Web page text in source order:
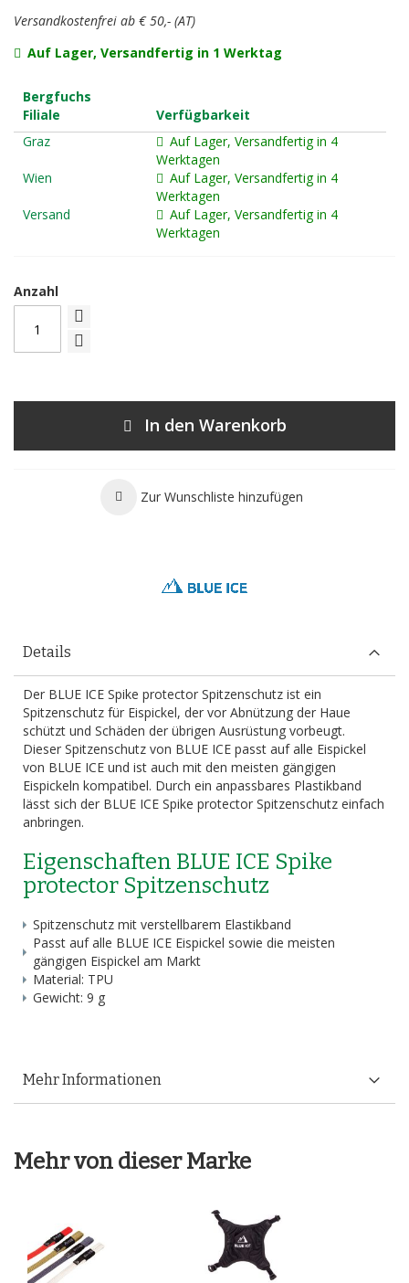
Versandkostenfrei ab € 50,- (AT)
Auf Lager, Versandfertig in 1 Werktag
Bergfuchs
Filiale
Verfügbarkeit
Graz
Auf Lager, Versandfertig in 4
Werktagen
Wien
Auf Lager, Versandfertig in 4
Werktagen
Versand
Auf Lager, Versandfertig in 4
Werktagen
Anzahl
In den Warenkorb
Zur Wunschliste hinzufügen
Details
Der BLUE ICE Spike protector Spitzenschutz ist ein
Spitzenschutz für Eispickel, der vor Abnützung der Haue
schützt und Schäden der übrigen Ausrüstung vorbeugt.
Dieser Spitzenschutz von BLUE ICE passt auf alle Eispickel
von BLUE ICE und ist auch mit den meisten gängigen
Eispickeln kompatibel. Durch ein anpassbares Plastikband
lässt sich der BLUE ICE Spike protector Spitzenschutz einfach
anbringen.
Eigenschaften BLUE ICE Spike
protector Spitzenschutz
Spitzenschutz mit verstellbarem Elastikband
Passt auf alle BLUE ICE Eispickel sowie die meisten
gängigen Eispickel am Markt
Material: TPU
Gewicht: 9 g
Mehr Informationen
Mehr von dieser Marke